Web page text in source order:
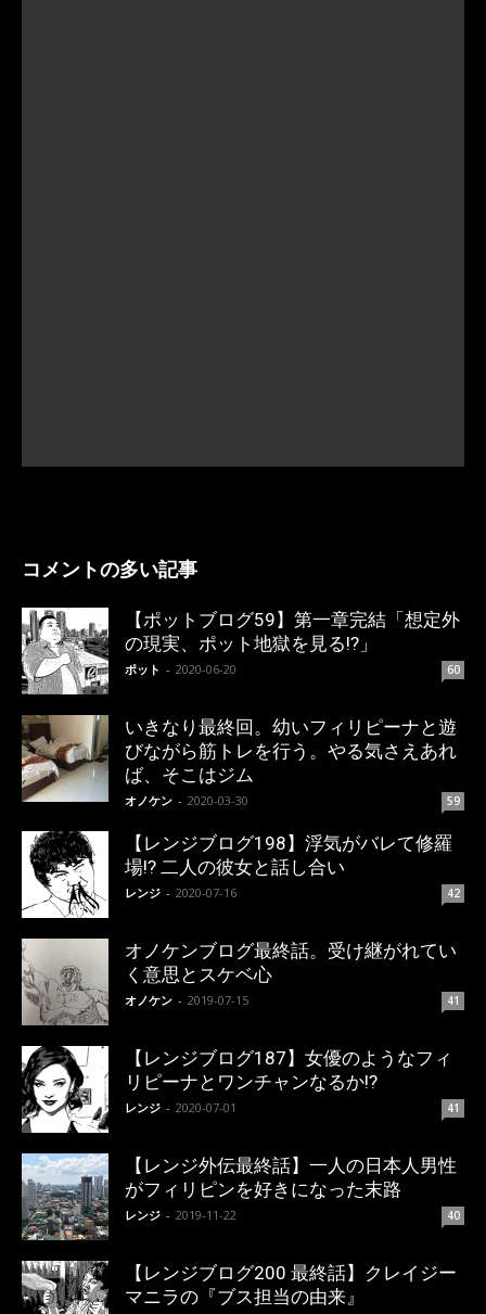
コメントの多い記事
【ポットブログ59】第一章完結「想定外
の現実、ポット地獄を見る!?」
ポット - 2020-06-20 60
いきなり最終回。幼いフィリピーナと遊
びながら筋トレを行う。やる気さえあれ
ば、そこはジム
オノケン - 2020-03-30 59
【レンジブログ198】浮気がバレて修羅
場!? 二人の彼女と話し合い
レンジ - 2020-07-16 42
オノケンブログ最終話。受け継がれてい
く意思とスケベ心
オノケン - 2019-07-15 41
【レンジブログ187】女優のようなフィ
リピーナとワンチャンなるか!?
レンジ - 2020-07-01 41
【レンジ外伝最終話】一人の日本人男性
がフィリピンを好きになった末路
レンジ - 2019-11-22 40
【レンジブログ200 最終話】クレイジー
マニラの『ブス担当の由来』